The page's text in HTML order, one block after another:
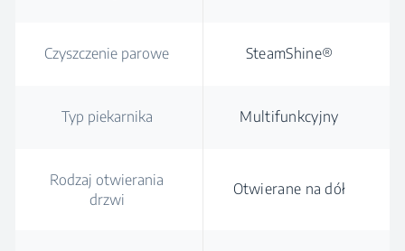
Czyszczenie parowe SteamShine®
Typ piekarnika Multifunkcyjny
Rodzaj otwierania
drzwi
Otwierane na dół